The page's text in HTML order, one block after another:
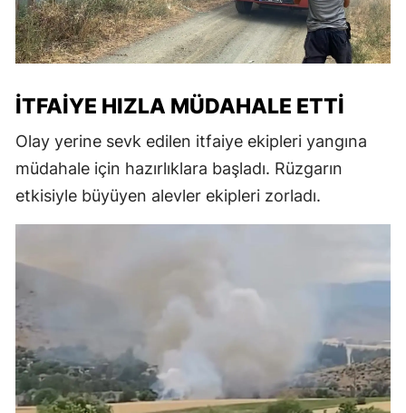
İTFAIYE HIZLA MÜDAHALE ETTI
Olay yerine sevk edilen itfaiye ekipleri yangına
müdahale için hazırlıklara başladı. Rüzgarın
etkisiyle büyüyen alevler ekipleri zorladı.